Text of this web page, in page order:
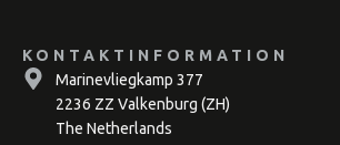
KONTAKTINFORMATION
Marinevliegkamp 377
2236 ZZ Valkenburg (ZH)
The Netherlands